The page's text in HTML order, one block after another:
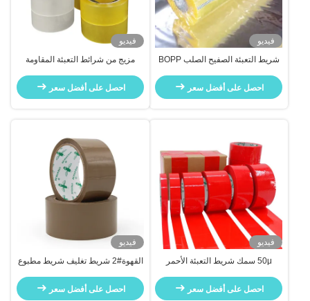
فيديو
شريط التعبئة الصفيح الصلب BOPP
احصل على أفضل سعر
فيديو
مزيج من شرائط التعبئة المقاومة
احصل على أفضل سعر
فيديو
50μ سمك شريط التعبئة الأحمر
احصل على أفضل سعر
فيديو
القهوة#2 شريط تغليف شريط مطبوع
احصل على أفضل سعر